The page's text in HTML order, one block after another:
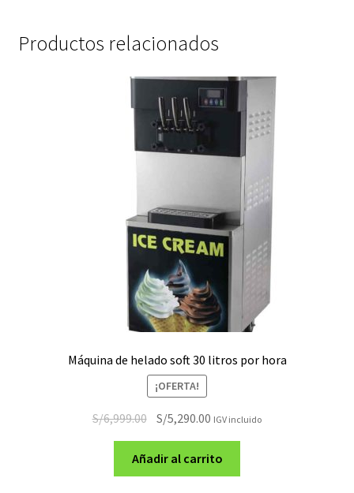
Productos relacionados
Máquina de helado soft 30 litros por hora
¡OFERTA!
S/6,999.00 El
precio
original
era:
S/5,290.00 El
precio
actual
es:
IGV incluido
Añadir al carrito